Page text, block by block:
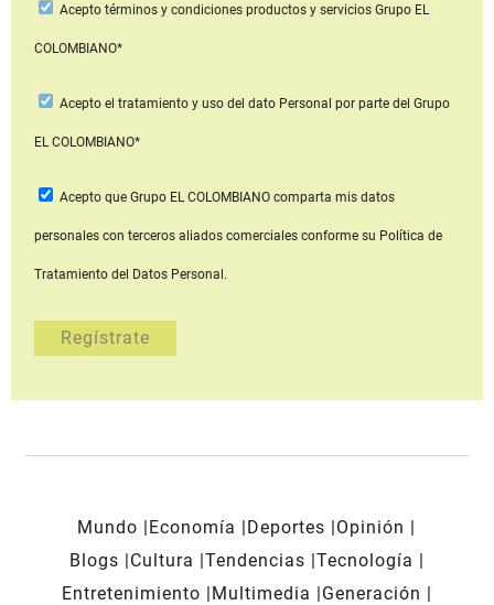
Aceptotérminos y condiciones productos y serviciosGrupo EL
COLOMBIANO*
Acepto el tratamiento y uso del dato Personal por parte del Grupo
EL COLOMBIANO*
Acepto que Grupo EL COLOMBIANOcomparta mis datos
personales con terceros aliados comerciales conforme su Política de
Tratamiento del Datos Personal.
Mundo Economía Deportes
Opinión
Blogs
Cultura Tendencias Tecnología
Entretenimiento
Multimedia
Generación